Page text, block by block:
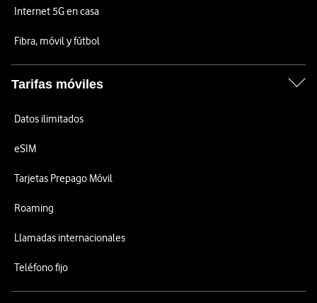
Internet 5G en casa
Fibra, móvil y fútbol
Tarifas móviles
Datos ilimitados
eSIM
Tarjetas Prepago Móvil
Roaming
Llamadas internacionales
Teléfono fijo